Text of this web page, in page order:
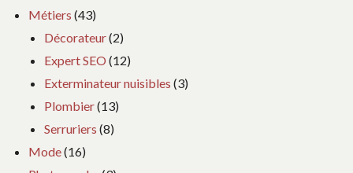
Métiers (43)
Décorateur(2)
Expert SEO (12)
Exterminateur nuisibles (3)
Plombier(13)
Serruriers (8)
Mode(16)